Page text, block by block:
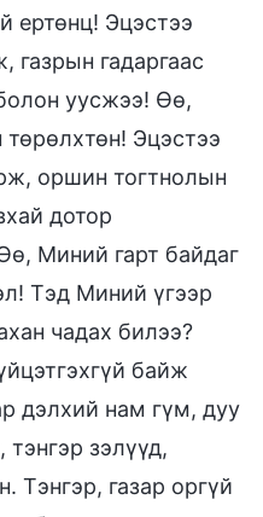
ертөнц! Эцэстээ
газрын гадаргаас
уусжээ! Өө,
Эцэстээ
оршин тогтнолын
дотор
Миний гарт байдаг
Тэд Миний үгээр
чадах билээ?
байж
дэлхий нам гүм, дуу
зэлүүд,
Тэнгэр, газар оргүй